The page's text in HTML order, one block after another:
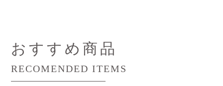
おすすめ商品
RECOMENDED ITEMS